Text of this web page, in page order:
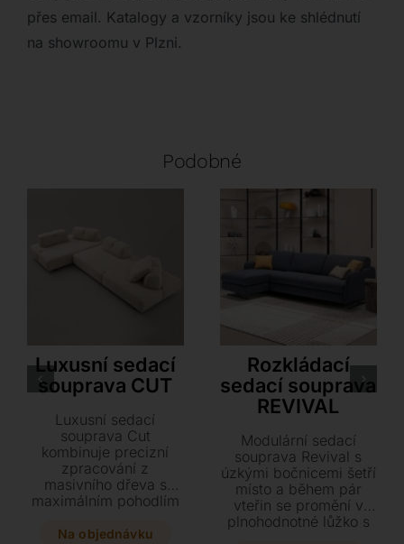
přes email. Katalogy a vzorníky jsou ke shlédnutí
na showroomu v Plzni.
Podobné
Luxusní sedací
souprava CUT
Luxusní sedací
souprava Cut
kombinuje precizní
zpracování z
masivního dřeva s
maximálním pohodlím
peří a elastickým
Na objednávku
Rozkládací
sedací souprava
REVIVAL
Modulární sedací
souprava Revival s
úzkými bočnicemi šetří
místo a během pár
vteřin se promění v
plnohodnotné lůžko s